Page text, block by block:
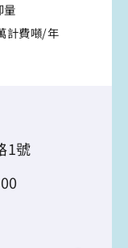
量
計費噸/年
1號